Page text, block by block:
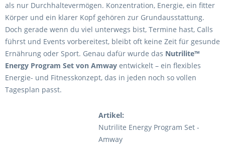
als nur Durchhaltevermögen. Konzentration, Energie, ein fitter
Körper und ein klarer Kopf gehören zur Grundausstattung.
Doch gerade wenn du viel unterwegs bist, Termine hast, Calls
führst und Events vorbereitest, bleibt oft keine Zeit für gesunde
Ernährung oder Sport. Genau dafür wurde das Nutrilite™
Energy Program Set von Amway entwickelt – ein flexibles
Energie- und Fitnesskonzept, das in jeden noch so vollen
Tagesplan passt.
Artikel:
Nutrilite Energy Program Set -
Amway